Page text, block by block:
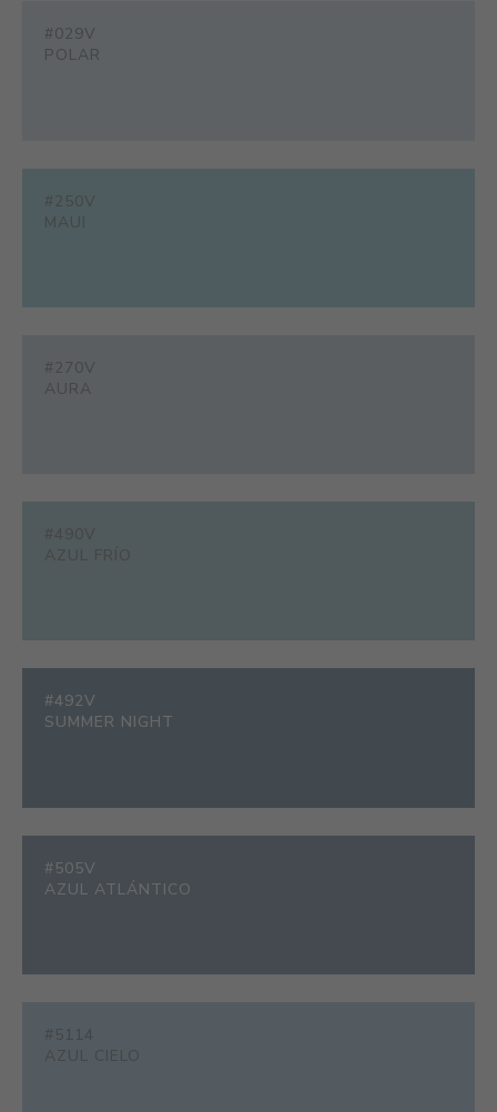
#029V
POLAR
#250V
MAUI
#270V
AURA
#492V
SUMMER NIGHT
#505V
AZUL ATLÁNTICO
#5114
AZUL CIELO